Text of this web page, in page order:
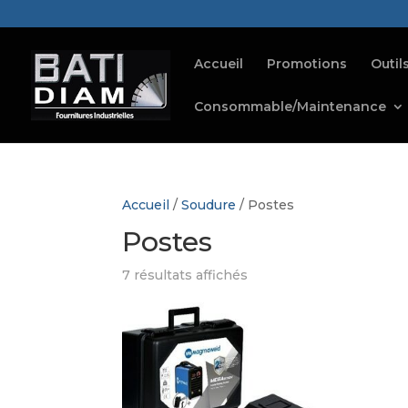
Accueil Promotions
Consommable/Maintenance
Accueil /Soudure / Postes
Postes
7 résultats affichés